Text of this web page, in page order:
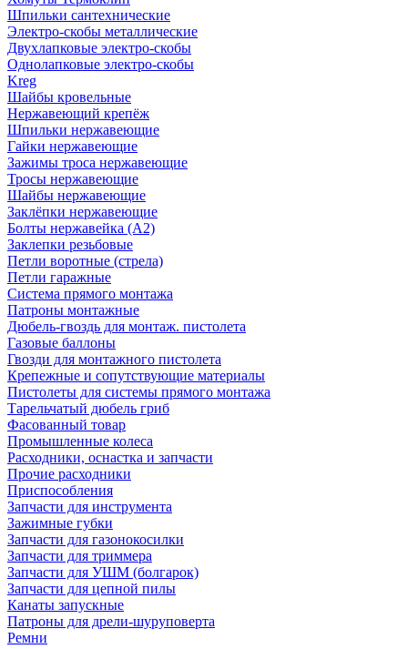
Шпильки сантехнические
Электро-скобы металлические
Двухлапковые электро-скобы
Однолапковые электро-скобы
Kreg
Шайбы кровельные
Нержавеющий крепёж
Шпильки нержавеющие
Гайки нержавеющие
Зажимы троса нержавеющие
Тросы нержавеющие
Шайбы нержавеющие
Заклёпки нержавеющие
Болты нержавейка (А2)
Заклепки резьбовые
Петли воротные (стрела)
Петли гаражные
Система прямого монтажа
Патроны монтажные
Дюбель-гвоздь для монтаж. пистолета
Газовые баллоны
Гвозди для монтажного пистолета
Крепежные и сопутствующие материалы
Пистолеты для системы прямого монтажа
Тарельчатый дюбель гриб
Фасованный товар
Промышленные колеса
Расходники, оснастка и запчасти
Прочие расходники
Приспособления
Запчасти для инструмента
Зажимные губки
Запчасти для газонокосилки
Запчасти для триммера
Запчасти для УШМ (болгарок)
Запчасти для цепной пилы
Канаты запускные
Патроны для дрели-шуруповерта
Ремни